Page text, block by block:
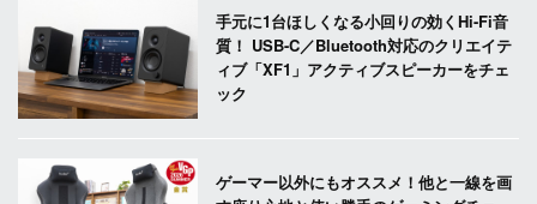
手元に1台ほしくなる小回りの効くHi-Fi音
質！ USB-C／Bluetooth対応のクリエイテ
ィブ「XF1」アクティブスピーカーをチェ
ック
ゲーマー以外にもオススメ！他と一線を画